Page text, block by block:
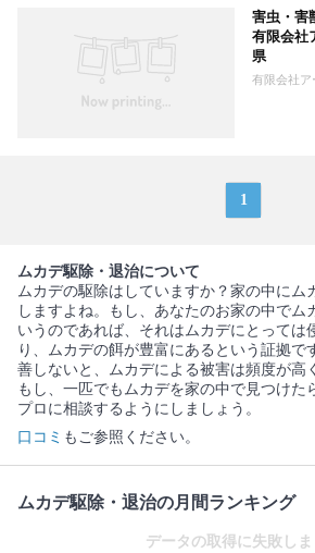
害虫・害
有限会社
県
有限会社ア
1
ムカデ駆除・退治について
ムカデの駆除はしていますか？家の中にム
しますよね。もし、あなたのお家の中でム
いうのであれば、それはムカデにとっては
り、ムカデの餌が豊富にあるという証拠で
善しないと、ムカデによる被害は頻度が高
もし、一匹でもムカデを家の中で見つけた
プロに相談するようにしましょう。
口コミ もご参照ください。
ムカデ駆除・退治の月間ランキング
データの取得に失敗しま